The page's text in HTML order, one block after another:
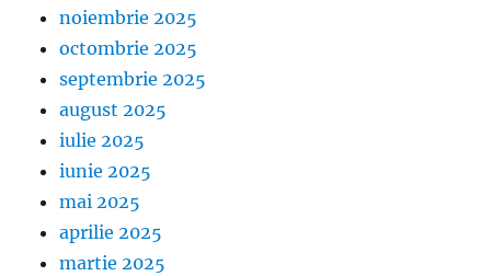
noiembrie 2025
octombrie 2025
septembrie 2025
august 2025
iulie 2025
iunie 2025
mai 2025
aprilie 2025
martie 2025